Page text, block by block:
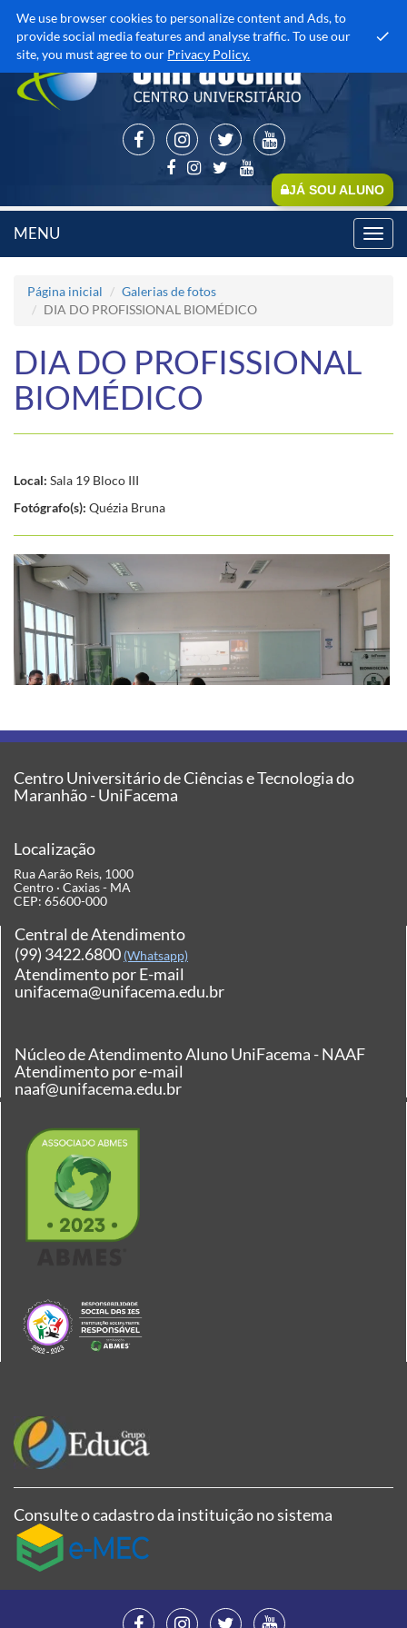
We use browser cookies to personalize content and Ads, to
provide social media features and analyse traffic. To use our
site, you must agree to our Privacy Policy.
JÁ SOU ALUNO
MENU
Página inicial
Galerias de fotos
DIA DO PROFISSIONAL BIOMÉDICO
DIA DO PROFISSIONAL
BIOMÉDICO
Local: Sala 19 Bloco III
Fotógrafo(s): Quézia Bruna
Centro Universitário de Ciências e Tecnologia do
Maranhão - UniFacema
Localização
Rua Aarão Reis, 1000
Centro · Caxias - MA
CEP: 65600-000
Central de Atendimento
(99) 3422.6800 (Whatsapp)
Atendimento por E-mail
unifacema@unifacema.edu.br
Núcleo de Atendimento Aluno UniFacema - NAAF
Atendimento por e-mail
naaf@unifacema.edu.br
Consulte o cadastro da instituição no sistema